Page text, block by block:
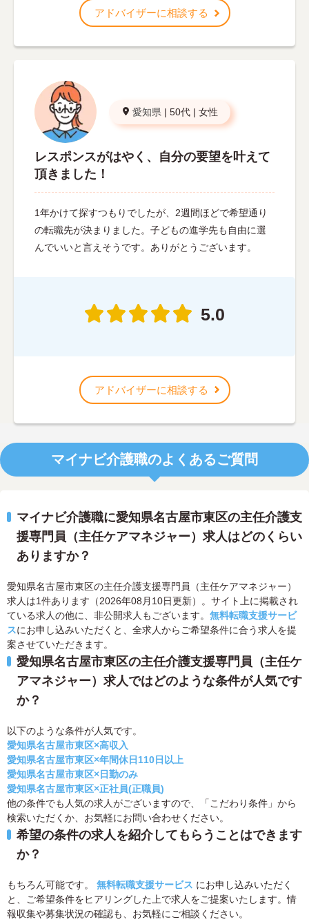
アドバイザーに相談する
愛知県 | 50代 | 女性
レスポンスがはやく、自分の要望を叶えて
頂きました！
1年かけて探すつもりでしたが、2週間ほどで希望通り
の転職先が決まりました。子どもの進学先も自由に選
んでいいと言えそうです。ありがとうございます。
5.0
アドバイザーに相談する
マイナビ介護職のよくあるご質問
マイナビ介護職に愛知県名古屋市東区の主任介護支
援専門員（主任ケアマネジャー）求人はどのくらい
ありますか？
愛知県名古屋市東区の主任介護支援専門員（主任ケアマネジャー）
求人は1件あります（2026年08月10日更新）。サイト上に掲載され
ている求人の他に、非公開求人もございます。 無料転職支援サービ
スにお申し込みいただくと、全求人からご希望条件に合う求人を提
案させていただきます。
愛知県名古屋市東区の主任介護支援専門員（主任ケ
アマネジャー）求人ではどのような条件が人気です
か？
以下のような条件が人気です。
愛知県名古屋市東区×高収入
愛知県名古屋市東区×年間休日110日以上
愛知県名古屋市東区×日勤のみ
愛知県名古屋市東区×正社員(正職員)
他の条件でも人気の求人がございますので、「こだわり条件」から
検索いただくか、お気軽にお問い合わせください。
希望の条件の求人を紹介してもらうことはできます
か？
もちろん可能です。 無料転職支援サービス にお申し込みいただく
と、ご希望条件をヒアリングした上で求人をご提案いたします。情
報収集や募集状況の確認も、お気軽にご相談ください。